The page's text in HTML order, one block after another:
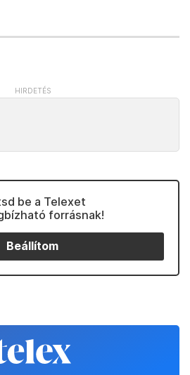
be a Telexet
forrásnak!
Beállítom